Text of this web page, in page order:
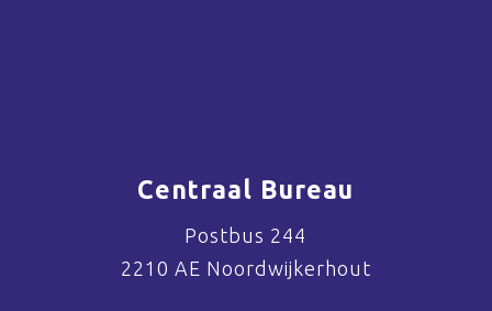
Centraal Bureau
Postbus 244
2210 AE Noordwijkerhout